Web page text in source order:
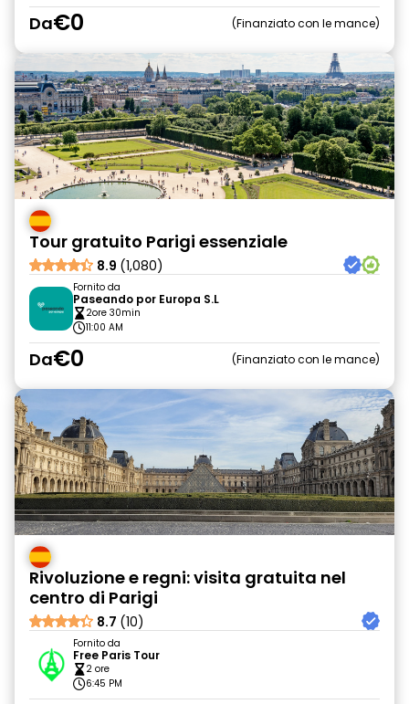
Da€0 Finanziato con le mance
Tour gratuito Parigi essenziale
8.9 (1,080)
Fornito da
Paseando por Europa S.L
2ore 30min
11:00 AM
Da€0 Finanziato con le mance
Rivoluzione e regni: visita gratuita nel
centro di Parigi
8.7 (10)
Fornito da
Free Paris Tour
2 ore
6:45 PM